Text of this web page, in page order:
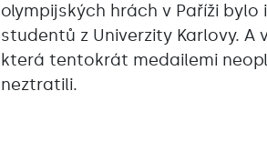
olympijských hrách v Paříži bylo
studentů z Univerzity Karlovy. A
která tentokrát medailemi
neztratili.